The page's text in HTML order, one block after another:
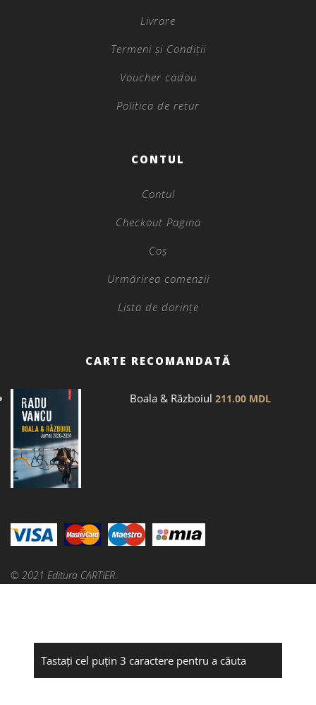
Livrare
Termeni și Condiții
Voucher cadou
Politica de retur
CONTUL
Contul
Checkout Pagina
Coș
Urmărirea comenzii
Lista de dorințe
CARTE RECOMANDATĂ
Boala & Războiul 211.00 MDL
© 2021 Editura CARTIER.